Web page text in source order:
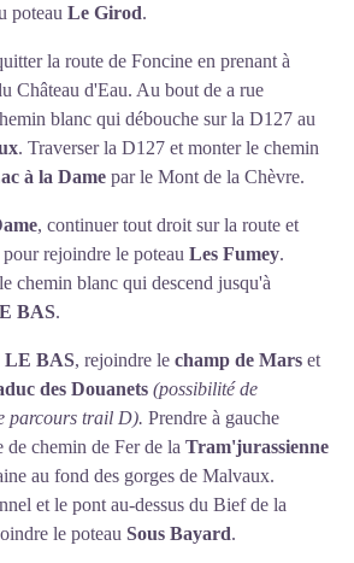
poteau Le Girod.
la route de Foncine en prenant à
Château d'Eau. Au bout de a rue
blanc qui débouche sur la D127 au
. Traverser la D127 et monter le chemin
à la Dame par le Mont de la Chèvre.
, continuer tout droit sur la route et
rejoindre le poteau Les Fumey.
chemin blanc qui descend jusqu'à
BAS.
LE BAS, rejoindre le champ de Mars et
des Douanets (possibilité de
parcours trail D). Prendre à gauche
de chemin de Fer de la Tram'jurassienne
au fond des gorges de Malvaux.
et le pont au-dessus du Bief de la
le poteau Sous Bayard.